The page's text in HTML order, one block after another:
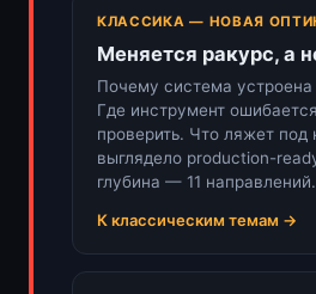
КЛАССИКА — НОВАЯ
Меняется ракурс, а
Почему система устроена
Где инструмент
проверить. Что ляжет под
выглядело production-
глубина — 11 направлений.
К классическим темам →